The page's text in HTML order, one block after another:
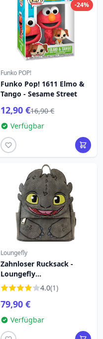
-24%
Funko POP!
Funko Pop! 1611 Elmo &
Tango - Sesame Street
12,90 €16,90 €
Verfügbar
Loungefly
Zahnloser Rucksack -
Loungefly
Drachenzähmen leicht
gemacht
4.0(1)
79,90 €
Verfügbar